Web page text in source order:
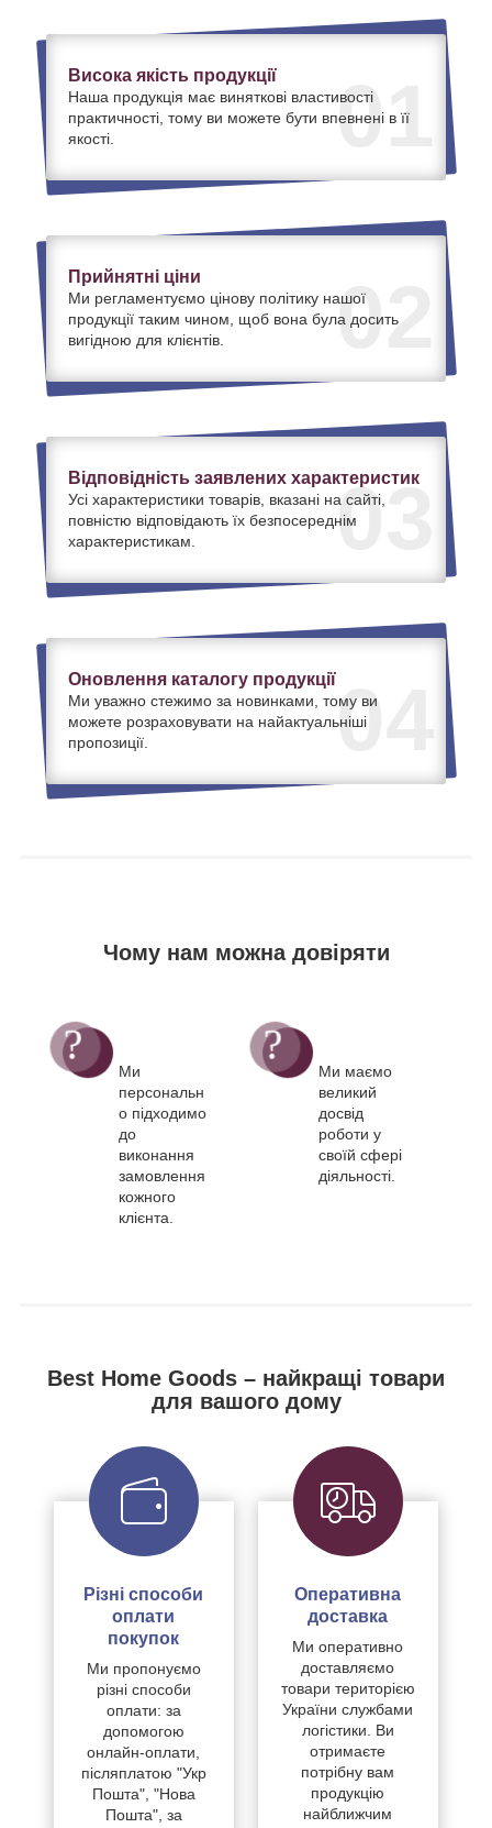
01
Висока якість продукції
Наша продукція має виняткові властивості
практичності, тому ви можете бути впевнені в її
якості.
02
Прийнятні ціни
Ми регламентуємо цінову політику нашої
продукції таким чином, щоб вона була досить
вигідною для клієнтів.
03
Відповідність заявлених характеристик
Усі характеристики товарів, вказані на сайті,
повністю відповідають їх безпосереднім
характеристикам.
04
Оновлення каталогу продукції
Ми уважно стежимо за новинками, тому ви
можете розраховувати на найактуальніші
пропозиції.
Чому нам можна довіряти
Ми
персональн
о підходимо
до
виконання
замовлення
кожного
клієнта.
Ми маємо
великий
досвід
роботи у
своїй сфері
діяльності.
Best Home Goods – найкращі товари
для вашого дому
Різні способи
оплати
покупок
Ми пропонуємо
різні способи
оплати: за
допомогою
онлайн-оплати,
післяплатою "Укр
Пошта", "Нова
Пошта", за
Оперативна
доставка
Ми оперативно
доставляємо
товари територією
України службами
логістики. Ви
отримаєте
потрібну вам
продукцію
найближчим